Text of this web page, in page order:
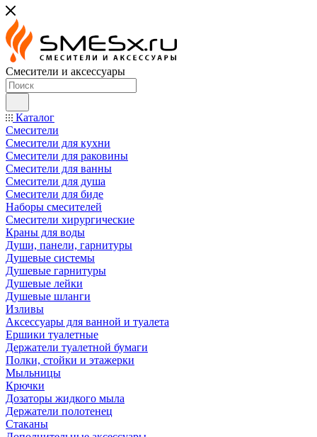
Смесители и аксессуары
Каталог
Смесители
Смесители для кухни
Смесители для раковины
Смесители для ванны
Смесители для душа
Смесители для биде
Наборы смесителей
Смесители хирургические
Краны для воды
Души, панели, гарнитуры
Душевые системы
Душевые гарнитуры
Душевые лейки
Душевые шланги
Изливы
Аксессуары для ванной и туалета
Ершики туалетные
Держатели туалетной бумаги
Полки, стойки и этажерки
Мыльницы
Крючки
Дозаторы жидкого мыла
Держатели полотенец
Стаканы